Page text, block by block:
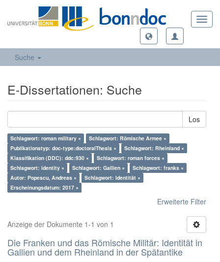
Suche
E-Dissertationen: Suche
Los
Schlagwort: roman military ×
Schlagwort: Römische Armee ×
Publikationstyp: doc-type:doctoralThesis ×
Schlagwort: Rheinland ×
Klassifikation (DDC): ddc:930 ×
Schlagwort: roman forces ×
Schlagwort: identity ×
Schlagwort: Gallien ×
Schlagwort: franks ×
Autor: Popescu, Andreas ×
Schlagwort: Identität ×
Erscheinungsdatum: 2017 ×
Erweiterte Filter
Anzeige der Dokumente 1-1 von 1
Die Franken und das Römische Militär: Identität in
Gallien und dem Rheinland in der Spätantike